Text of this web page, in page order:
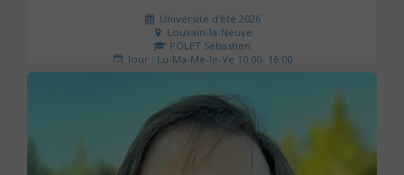
Université d'été 2026
Louvain-la-Neuve
POLET Sébastien
Jour : Lu-Ma-Me-Je-Ve 10:00- 16:00
Nombre de séances : 2